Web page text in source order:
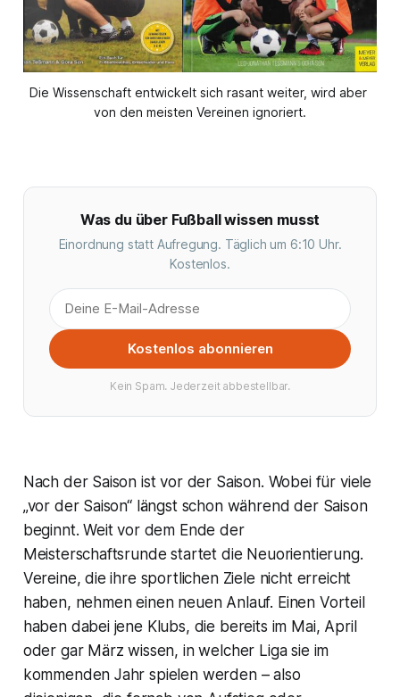
Die Wissenschaft entwickelt sich rasant weiter, wird aber
von den meisten Vereinen ignoriert.
Was du über Fußball wissen musst
Einordnung statt Aufregung. Täglich um 6:10 Uhr.
Kostenlos.
Kostenlos abonnieren
Kein Spam. Jederzeit abbestellbar.
Nach der Saison ist vor der Saison. Wobei für viele
„vor der Saison“ längst schon während der Saison
beginnt. Weit vor dem Ende der
Meisterschaftsrunde startet die Neuorientierung.
Vereine, die ihre sportlichen Ziele nicht erreicht
haben, nehmen einen neuen Anlauf. Einen Vorteil
haben dabei jene Klubs, die bereits im Mai, April
oder gar März wissen, in welcher Liga sie im
kommenden Jahr spielen werden – also